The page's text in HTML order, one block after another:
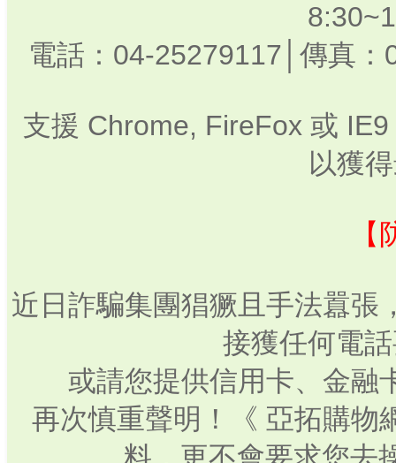
電話：04-25279117│傳真
支援 Chrome, FireFox 或
以獲
近日詐騙集團猖獗且手法囂張
接獲任何電
或請您提供信用卡、金融
再次慎重聲明！《 亞拓購物